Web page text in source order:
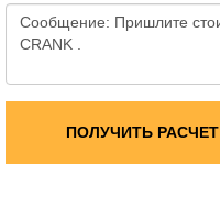
ПОЛУЧИТЬ РАСЧЕТ